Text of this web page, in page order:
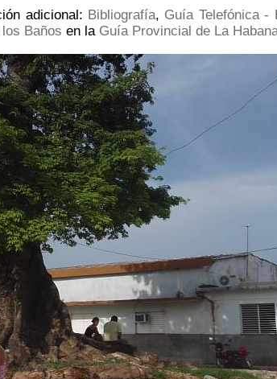
adicional: Bibliografía, Guía Telefónica -
Baños en la Guía Provincial de La